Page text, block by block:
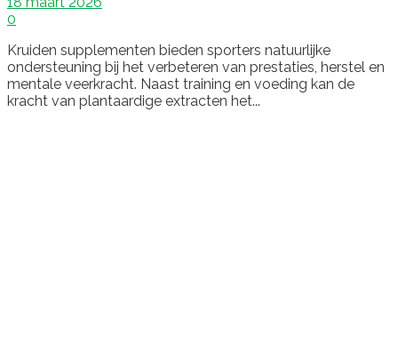
0
Kruiden supplementen bieden sporters natuurlijke
ondersteuning bij het verbeteren van prestaties, herstel en
mentale veerkracht. Naast training en voeding kan de
kracht van plantaardige extracten het...